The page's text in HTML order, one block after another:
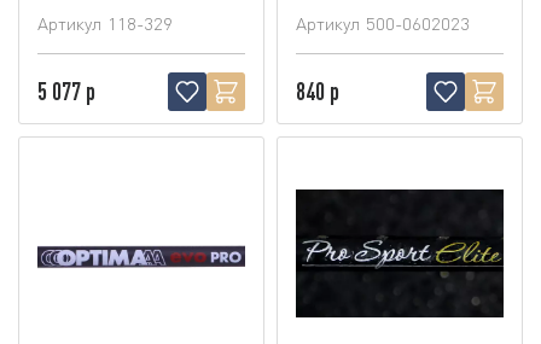
Артикул 118-329
5 077 р
Артикул 500-0602023
840 р